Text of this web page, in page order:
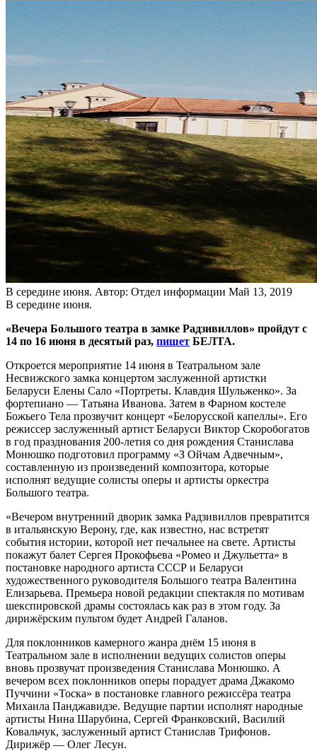
В середине июня. Автор: Отдел информации Май 13, 2019
В середине июня.
«Вечера Большого театра в замке Радзивиллов» пройдут с
14 по 16 июня в десятый раз, пишет БЕЛТА.
Откроется мероприятие 14 июня в Театральном зале
Несвижского замка концертом заслуженной артистки
Беларуси Елены Сало «Портреты. Клавдия Шульженко». За
фортепиано — Татьяна Иванова. Затем в Фарном костеле
Божьего Тела прозвучит концерт «Белорусской капеллы». Его
режиссер заслуженный артист Беларуси Виктор Скоробогатов
в год празднования 200-летия со дня рождения Станислава
Монюшко подготовил программу «З Ойчам Адвечным»,
составленную из произведений композитора, которые
исполнят ведущие солисты оперы и артисты оркестра
Большого театра.
«Вечером внутренний дворик замка Радзивиллов превратится
в итальянскую Верону, где, как известно, нас встретят
события истории, которой нет печальнее на свете. Артисты
покажут балет Сергея Прокофьева «Ромео и Джульетта» в
постановке народного артиста СССР и Беларуси
художественного руководителя Большого театра Валентина
Елизарьева. Премьера новой редакции спектакля по мотивам
шекспировской драмы состоялась как раз в этом году. За
дирижёрским пультом будет Андрей Галанов.
Для поклонников камерного жанра днём 15 июня в
Театральном зале в исполнении ведущих солистов оперы
вновь прозвучат произведения Станислава Монюшко. А
вечером всех поклонников оперы порадует драма Джакомо
Пуччини «Тоска» в постановке главного режиссёра театра
Михаила Панджавидзе. Ведущие партии исполнят народные
артисты Нина Шарубина, Сергей Франковский, Василий
Ковальчук, заслуженный артист Станислав Трифонов.
Дирижёр — Олег Лесун.